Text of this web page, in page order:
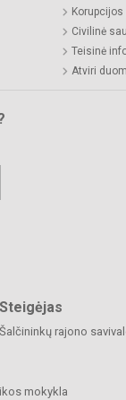
Civilinė
Teisinė
Atviri
Steigėjas
Šalčininkų rajono
mokykla